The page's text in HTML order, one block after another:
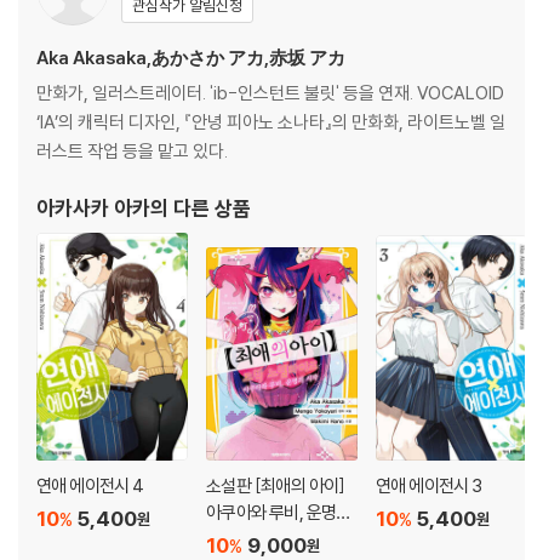
관심작가 알림신청
Aka Akasaka,あかさか アカ,赤坂 アカ
만화가, 일러스트레이터. 'ib-인스턴트 불릿' 등을 연재. VOCALOID
‘IA’의 캐릭터 디자인, 『안녕 피아노 소나타』의 만화화, 라이트노벨 일
러스트 작업 등을 맡고 있다.
아카사카 아카의 다른 상품
연애 에이전시 4
5,400원
10%
소설판 [최애의 아이]
아쿠아와 루비, 운명의
시작 9,000원
10%
연애 에이전시 3
5,400원
10%